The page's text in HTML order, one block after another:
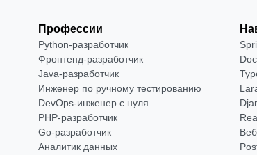
Профессии
Python-разработчик
Фронтенд-разработчик
Java-разработчик
Инженер по ручному тестированию
DevOps-инженер с нуля
РНР-разработчик
Go-разработчик
Аналитик данных